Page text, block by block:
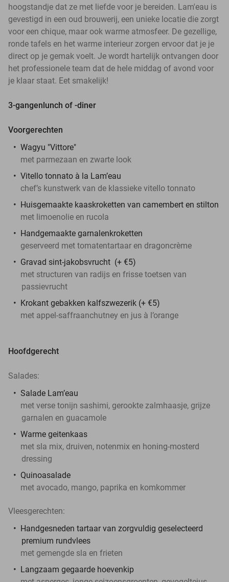
hoogstandje dat ze met liefde voor je bereiden. Lam'eau is
gevestigd in een oud brouwerij, een unieke locatie die zorgt
voor een chique, maar ook warme atmosfeer. De gezellige,
ronde tafels en het warme interieur zorgen ervoor dat je je
direct op je gemak voelt. Je wordt hartelijk ontvangen door
het professionele team dat de hele middag of avond voor
je klaar staat. Eet smakelijk!
3-gangenlunch of -diner
Voorgerechten
Wagyu "Vittore"
met parmezaan en zwarte look
Vitello tonnato à la Lam’eau
chef’s kunstwerk van de klassieke vitello tonnato
Huisgemaakte kaaskroketten van camembert en stilton
met limoenolie en rucola
Handgemaakte garnalenkroketten
geserveerd met tomatentartaar en dragoncrème
Gravad sint-jakobsvrucht (+ €5)
met structuren van radijs en frisse toetsen van
passievrucht
Krokant gebakken kalfszwezerik (+ €5)
met appel-saffraanchutney en jus à l’orange
Hoofdgerecht
Salades:
Salade Lam’eau
met verse tonijn sashimi, gerookte zalmhaasje, grijze
garnalen en guacamole
Warme geitenkaas
met sla mix, druiven, notenmix en honing-mosterd
dressing
Quinoasalade
met avocado, mango, paprika en komkommer
Vleesgerechten:
Handgesneden tartaar van zorgvuldig geselecteerd
premium rundvlees
met gemengde sla en frieten
Langzaam gegaarde hoevenkip